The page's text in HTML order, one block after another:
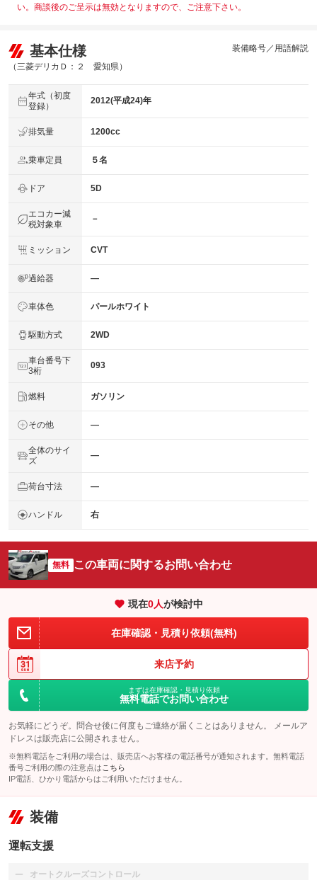
い。商談後のご呈示は無効となりますので、ご注意下さい。
基本仕様
（三菱デリカＤ：２ 愛知県）
装備略号／用語解説
年式（初度
登録）
2012(平成24)年
排気量 1200cc
乗車定員 ５名
ドア 5D
エコカー減
税対象車
－
ミッション CVT
過給器 ―
車体色 パールホワイト
駆動方式 2WD
車台番号下
3桁
093
燃料 ガソリン
その他 ―
全体のサイ
ズ
―
荷台寸法 ―
ハンドル 右
無料 この車両に関するお問い合わせ
現在0人が検討中
在庫確認・見積り依頼(無料)
来店予約
まずは在庫確認・見積り依頼
無料電話でお問い合わせ
お気軽にどうぞ。問合せ後に何度もご連絡が届くことはありません。 メールア
ドレスは販売店に公開されません。
※無料電話をご利用の場合は、販売店へお客様の電話番号が通知されます。無料電話
番号ご利用の際の注意点は こちら
IP電話、ひかり電話からはご利用いただけません。
装備
運転支援
オートクルーズコントロール